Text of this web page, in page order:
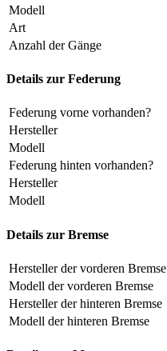
Modell
Art
Anzahl der Gänge
Details zur Federung
Federung vorne vorhanden?
Hersteller
Modell
Federung hinten vorhanden?
Hersteller
Modell
Details zur Bremse
Hersteller der vorderen Bremse
Modell der vorderen Bremse
Hersteller der hinteren Bremse
Modell der hinteren Bremse